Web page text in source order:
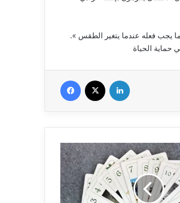
يجب فعله عندما يتغير الطقس ».
حماية الحياة
Facebook
Burkina
Faso
:
De
nouvelles
cartes